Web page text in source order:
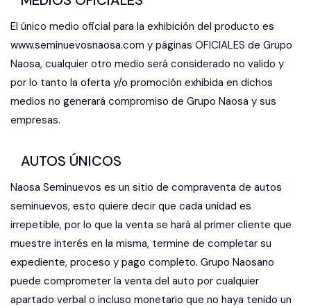
El único medio oficial para la exhibición del producto es
www.seminuevosnaosa.com y páginas OFICIALES de Grupo
Naosa, cualquier otro medio será considerado no valido y
por lo tanto la oferta y/o promoción exhibida en dichos
medios no generará compromiso de Grupo Naosa y sus
empresas.
AUTOS ÚNICOS
Naosa Seminuevos es un sitio de compraventa de autos
seminuevos, esto quiere decir que cada unidad es
irrepetible, por lo que la venta se hará al primer cliente que
muestre interés en la misma, termine de completar su
expediente, proceso y pago completo. Grupo Naosano
puede comprometer la venta del auto por cualquier
apartado verbal o incluso monetario que no haya tenido un